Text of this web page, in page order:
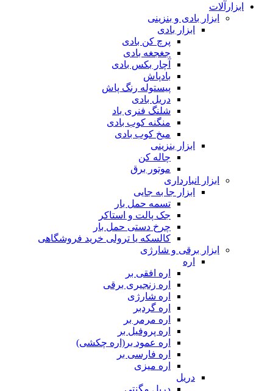
ابزارآلات
ابزار بادی و بنزینی
ابزار بادی
پرچ کن بادی
جغجغه بادی
آچار بکس بادی
بادپاش
پیستوله رنگ پاش
دریل بادی
شلنگ فنری باد
منگنه کوب بادی
میخ کوب بادی
ابزار بنزینی
چاله کن
موتور برق
ابزار انبارداری
ابزار جا به جایی
تسمه حمل بار
جک پالت و استاکر
چرخ دستی حمل بار
کالسکه یا ترولی خرید فروشگاهی
ابزار برقی و شارژی
اره
اره افقی بر
اره زنجیری برقی
اره شارژی
اره گردبر
اره مرمر بر
اره پروفیل بر
اره عمود بر(اره چکشی)
اره فارسی بر
اره میزی
دریل
دریل مگنتی